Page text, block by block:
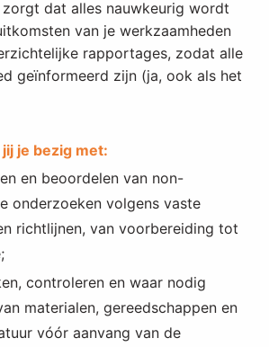
dat alles nauwkeurig wordt
van je werkzaamheden
rapportages, zodat alle
geïnformeerd zijn (ja, ook als het
je bezig met:
en beoordelen van non-
onderzoeken volgens vaste
richtlijnen, van voorbereiding tot
controleren en waar nodig
materialen, gereedschappen en
vóór aanvang van de